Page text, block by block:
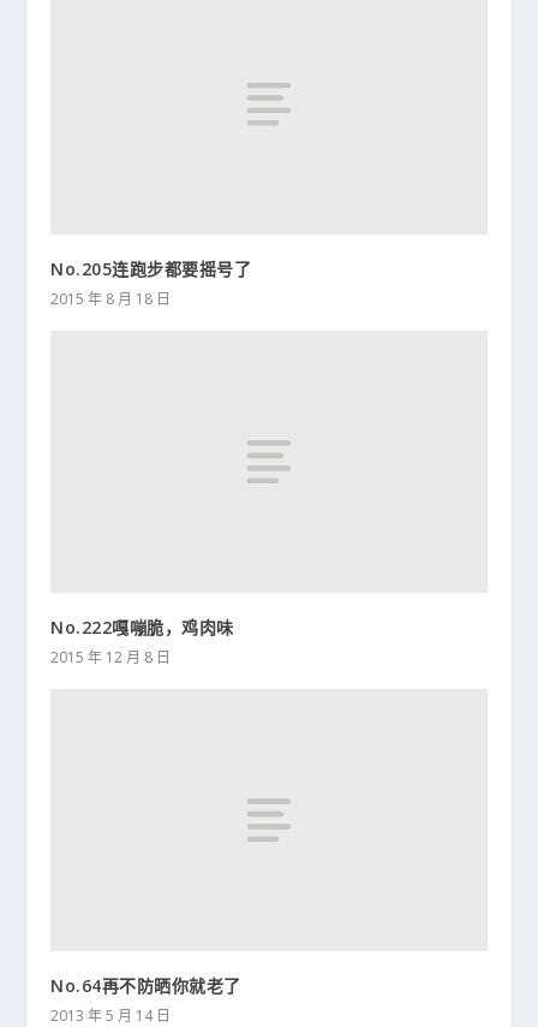
No.205连跑步都要摇号了
2015 年 8 月 18 日
No.222嘎嘣脆，鸡肉味
2015 年 12 月 8 日
No.64再不防晒你就老了
2013 年 5 月 14 日